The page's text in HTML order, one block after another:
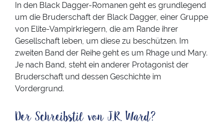
In den Black Dagger-Romanen geht es grundlegend
um die Bruderschaft der Black Dagger, einer Gruppe
von Elite-Vampirkriegern, die am Rande ihrer
Gesellschaft leben, um diese zu beschützen. Im
zweiten Band der Reihe geht es um Rhage und Mary.
Je nach Band, steht ein anderer Protagonist der
Bruderschaft und dessen Geschichte im
Vordergrund.
Der Schreibstil von J.R. Ward?